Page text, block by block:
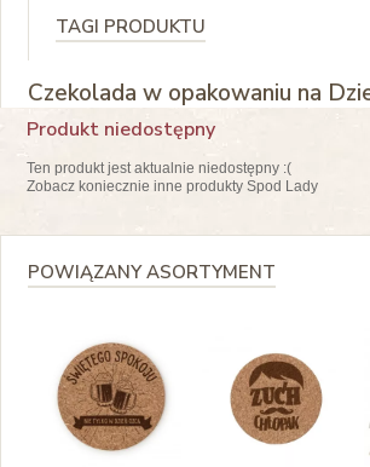
TAGI PRODUKTU
Czekolada w opakowaniu na
Produkt niedostępny
Ten produkt jest aktualnie niedostępny :(
Zobacz koniecznie inne produkty Spod Lady
POWIĄZANY ASORTYMENT